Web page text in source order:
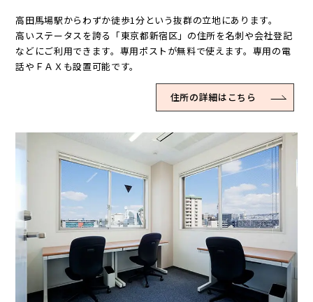
高田馬場駅からわずか徒歩1分という抜群の立地にあります。
高いステータスを誇る「東京都新宿区」の住所を名刺や会社登記
などにご利用できます。専用ポストが無料で使えます。専用の電
話やＦＡＸも設置可能です。
住所の詳細はこちら